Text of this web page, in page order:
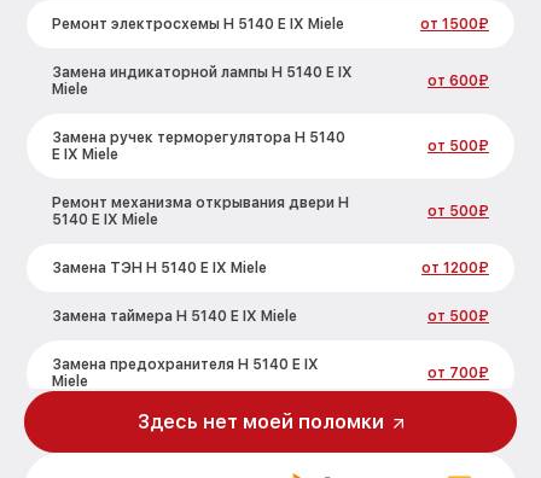
Ремонт электросхемы H 5140 E IX Miele от 1500₽
Замена индикаторной лампы H 5140 E IX
Miele
от 600₽
Замена ручек терморегулятора H 5140
E IX Miele
от 500₽
Ремонт механизма открывания двери H
5140 E IX Miele
от 500₽
Замена ТЭН H 5140 E IX Miele от 1200₽
Замена таймера H 5140 E IX Miele от 500₽
Замена предохранителя H 5140 E IX
Miele
от 700₽
Замена шнура питания H 5140 E IX Miele
Здесь нет моей поломки